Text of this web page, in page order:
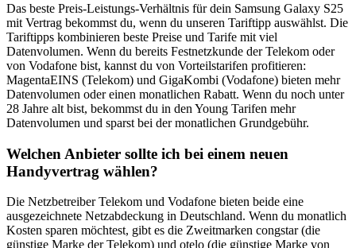
Das beste Preis-Leistungs-Verhältnis für dein Samsung Galaxy S25
mit Vertrag bekommst du, wenn du unseren Tariftipp auswählst. Die
Tariftipps kombinieren beste Preise und Tarife mit viel
Datenvolumen. Wenn du bereits Festnetzkunde der Telekom oder
von Vodafone bist, kannst du von Vorteilstarifen profitieren:
MagentaEINS (Telekom) und GigaKombi (Vodafone) bieten mehr
Datenvolumen oder einen monatlichen Rabatt. Wenn du noch unter
28 Jahre alt bist, bekommst du in den Young Tarifen mehr
Datenvolumen und sparst bei der monatlichen Grundgebühr.
Welchen Anbieter sollte ich bei einem neuen
Handyvertrag wählen?
Die Netzbetreiber Telekom und Vodafone bieten beide eine
ausgezeichnete Netzabdeckung in Deutschland. Wenn du monatlich
Kosten sparen möchtest, gibt es die Zweitmarken congstar (die
günstige Marke der Telekom) und otelo (die günstige Marke von